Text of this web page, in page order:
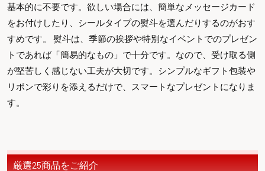
基本的に不要です。欲しい場合には、簡単なメッセージカード
をお付けしたり、シールタイプの熨斗を選んだりするのがおす
すめです。 熨斗は、季節の挨拶や特別なイベントでのプレゼン
トであれば「簡易的なもの」で十分です。なので、受け取る側
が堅苦しく感じない工夫が大切です。シンプルなギフト包装や
リボンで彩りを添えるだけで、スマートなプレゼントになりま
す。
厳選25商品をご紹介